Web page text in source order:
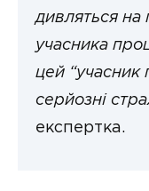
дивляться на
учасника
цей “учасник
серйозні
експертка.